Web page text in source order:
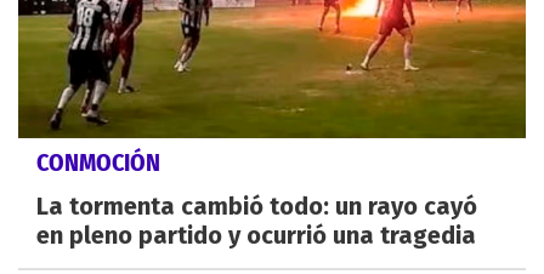
CONMOCIÓN
La tormenta cambió todo: un rayo cayó
en pleno partido y ocurrió una tragedia